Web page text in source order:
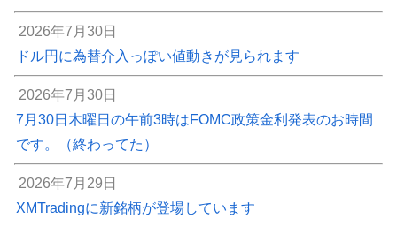
2026年7月30日
ドル円に為替介入っぽい値動きが見られます
2026年7月30日
7月30日木曜日の午前3時はFOMC政策金利発表のお時間
です。（終わってた）
2026年7月29日
XMTradingに新銘柄が登場しています